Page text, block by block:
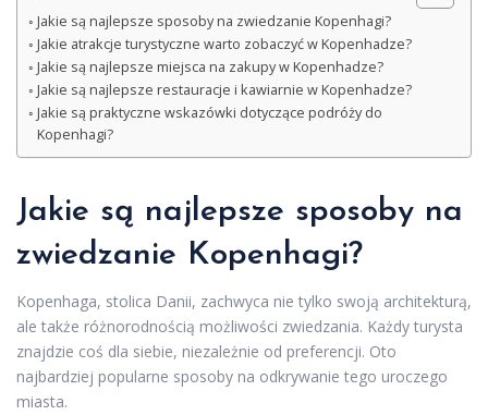
Jakie są najlepsze sposoby na zwiedzanie Kopenhagi?
Jakie atrakcje turystyczne warto zobaczyć w Kopenhadze?
Jakie są najlepsze miejsca na zakupy w Kopenhadze?
Jakie są najlepsze restauracje i kawiarnie w Kopenhadze?
Jakie są praktyczne wskazówki dotyczące podróży do
Kopenhagi?
Jakie są najlepsze sposoby na
zwiedzanie Kopenhagi?
Kopenhaga, stolica Danii, zachwyca nie tylko swoją architekturą,
ale także różnorodnością możliwości zwiedzania. Każdy turysta
znajdzie coś dla siebie, niezależnie od preferencji. Oto
najbardziej popularne sposoby na odkrywanie tego uroczego
miasta.